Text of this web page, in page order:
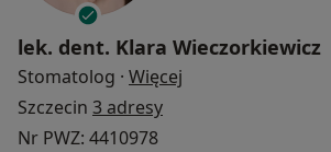
lek. dent. Klara Wieczorkiewicz
Stomatolog · Więcej
Szczecin 3 adresy
Nr PWZ: 4410978